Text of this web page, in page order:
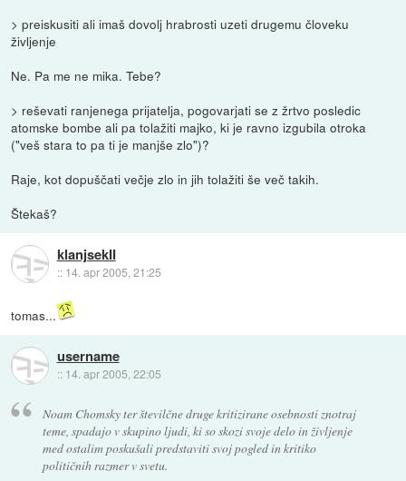
> preiskusiti ali imaš dovolj hrabrosti uzeti drugemu človeku
življenje
Ne. Pa me ne mika. Tebe?
> reševati ranjenega prijatelja, pogovarjati se z žrtvo posledic
atomske bombe ali pa tolažiti majko, ki je ravno izgubila otroka
("veš stara to pa ti je manjše zlo")?
Raje, kot dopuščati večje zlo in jih tolažiti še več takih.
Štekaš?
klanjsekII
:: 14. apr 2005, 21:25
tomas...
username
:: 14. apr 2005, 22:05
Noam Chomsky ter številčne druge kritizirane osebnosti znotraj
teme, spadajo v skupino ljudi, ki so skozi svoje delo in življenje
med ostalim poskušali predstaviti svoj pogled in kritiko
političnih razmer v svetu.